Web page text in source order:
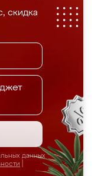
скидка
данных